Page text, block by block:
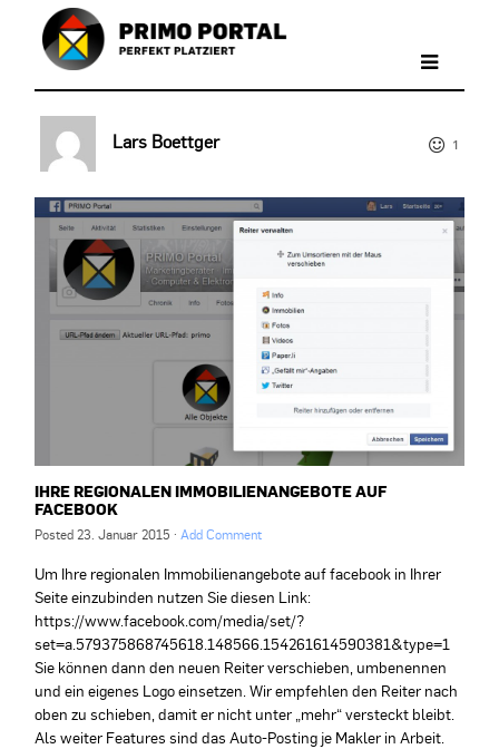
Lars Boettger 1
IHRE REGIONALEN IMMOBILIENANGEBOTE AUF
FACEBOOK
Posted23. Januar 2015 ·Add Comment
Um Ihre regionalen Immobilienangebote auf facebook in Ihrer
Seite einzubinden nutzen Sie diesen Link:
https://www.facebook.com/media/set/?
set=a.579375868745618.148566.154261614590381&type=1
Sie können dann den neuen Reiter verschieben, umbenennen
und ein eigenes Logo einsetzen. Wir empfehlen den Reiter nach
oben zu schieben, damit er nicht unter „mehr“ versteckt bleibt.
Als weiter Features sind das Auto-Posting je Makler in Arbeit.